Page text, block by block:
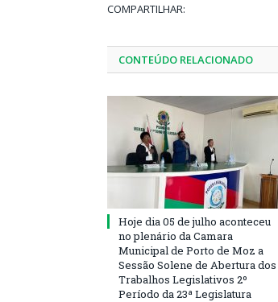
COMPARTILHAR:
CONTEÚDO RELACIONADO
Hoje dia 05 de julho aconteceu
no plenário da Camara
Municipal de Porto de Moz a
Sessão Solene de Abertura dos
Trabalhos Legislativos 2º
Período da 23ª Legislatura